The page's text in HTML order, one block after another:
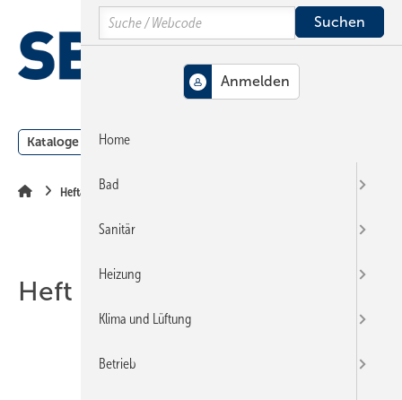
Hauptinhalt
Hauptmenü
SiteSearch
Kataloge Meldungen
Heftarchiv
Heft 14-2004
Search
Home
Bad
Sanitär
Heizung
Klima und Lüftung
Betrieb